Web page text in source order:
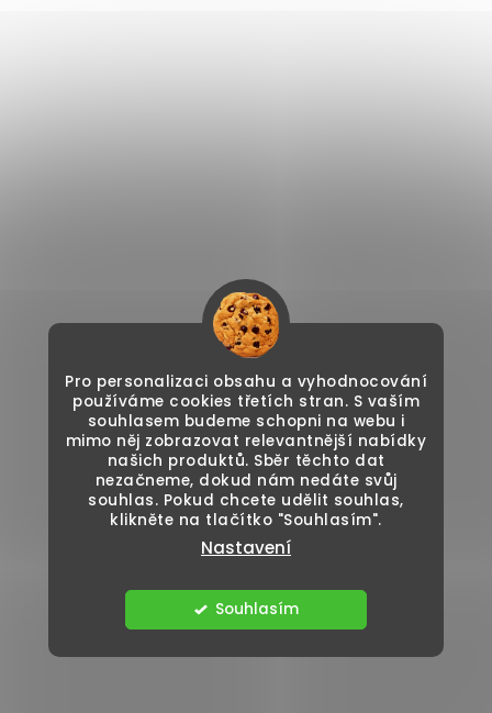
Pro personalizaci obsahu a vyhodnocování
používáme cookies třetích stran. S vaším
souhlasem budeme schopni na webu i
mimo něj zobrazovat relevantnější nabídky
našich produktů. Sběr těchto dat
nezačneme, dokud nám nedáte svůj
souhlas. Pokud chcete udělit souhlas,
klikněte na tlačítko "Souhlasím".
Nastavení
Souhlasím